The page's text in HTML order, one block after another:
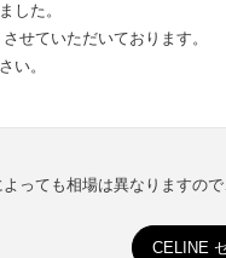
した。
せていただいております。
い。
ても相場は異なりますの
CELINE